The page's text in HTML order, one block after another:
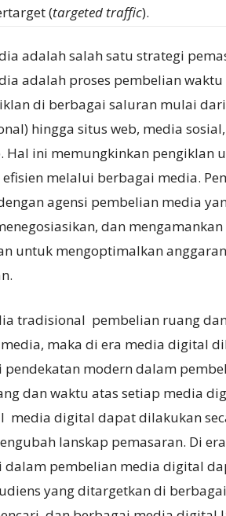
(targeted traffic).
adalah salah satu strategi
adalah proses pembelian
di berbagai saluran mulai
hingga situs web, media
Hal ini memungkinkan pengiklan
efisien melalui berbagai media.
agensi pembelian media
dan
untuk mengoptimalkan
tradisional pembelian ruang
maka di era media digital
modern dalam
dan waktu atas setiap media
media digital dapat dilakukan
lanskap pemasaran. Di
dalam pembelian media digital
yang ditargetkan di